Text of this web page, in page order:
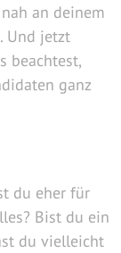
an deinem
Und jetzt
beachtest,
ganz
du eher für
Bist du ein
du vielleicht